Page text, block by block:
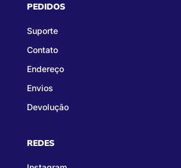
PEDIDOS
Suporte
Contato
Endereço
Envios
Devolução
REDES